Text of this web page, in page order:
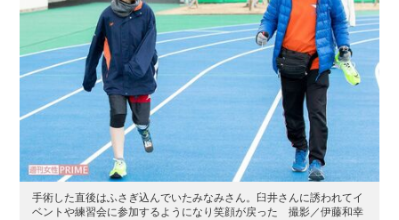
手術した直後はふさぎ込んでいたみなみさん。臼井さんに誘われてイ
ベントや練習会に参加するようになり笑顔が戻った 撮影／伊藤和幸